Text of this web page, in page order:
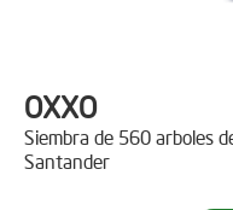
OXXO
Siembra de 560 arboles
Santander